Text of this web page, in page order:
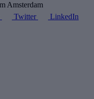
Amsterdam
Twitter LinkedIn